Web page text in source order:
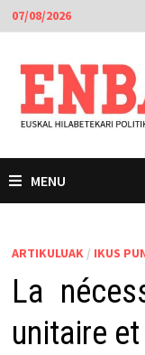
Skip
to
content
07/08/2026
MENU
ARTIKULUAK / IKUS
La
unitaire